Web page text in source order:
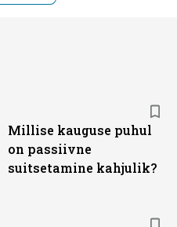
Millise kauguse puhul
on passiivne
suitsetamine kahjulik?